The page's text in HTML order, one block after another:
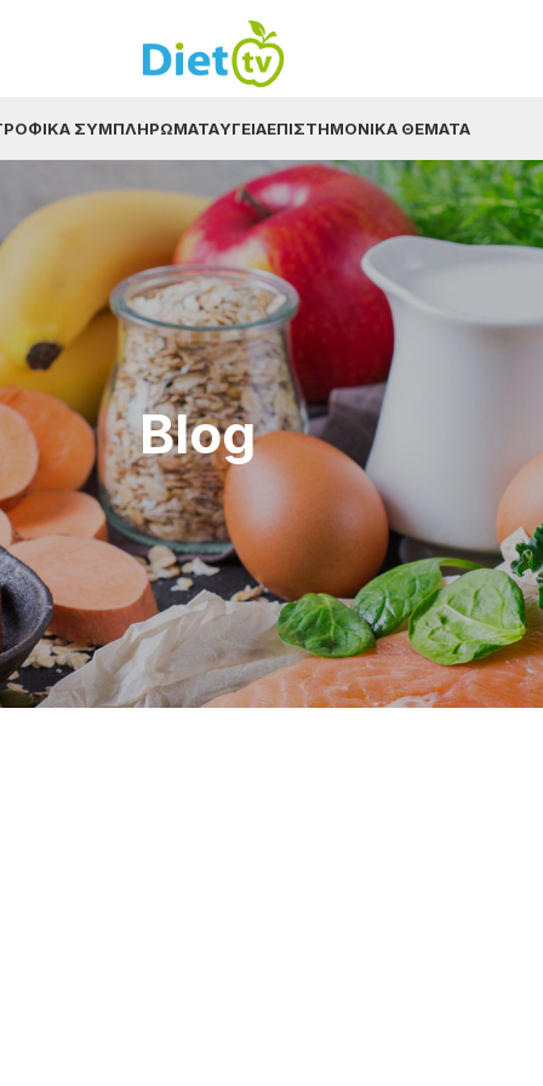
ΣΥΜΠΛΗΡΏΜΑΤΑΥΓΕΊΑΕΠΙΣΤΗΜΟΝΙΚΆ ΘΈΜΑΤΑ
Blog